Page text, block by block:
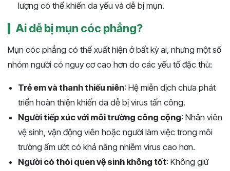
lượng có thể khiến da yếu và dễ bị mụn.
Ai dễ bị mụn cóc phẳng?
Mụn cóc phẳng có thể xuất hiện ở bất kỳ ai, nhưng một số
nhóm người có nguy cơ cao hơn do các yếu tố đặc thù:
Trẻ em và thanh thiếu niên: Hệ miễn dịch chưa phát
triển hoàn thiện khiến da dễ bị virus tấn công.
Người tiếp xúc với môi trường công cộng: Nhân viên
vệ sinh, vận động viên hoặc người làm việc trong môi
trường ẩm ướt có khả năng nhiễm virus cao hơn.
Người có thói quen vệ sinh không tốt: Không giữ